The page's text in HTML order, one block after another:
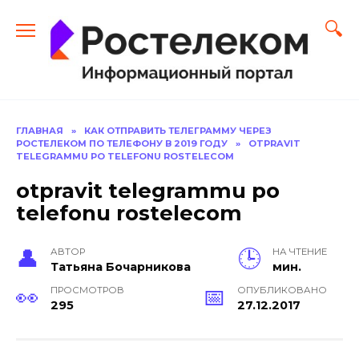
содержанию
ГЛАВНАЯ »
КАК ОТПРАВИТЬ ТЕЛЕГРАММУ ЧЕРЕЗ
РОСТЕЛЕКОМ ПО ТЕЛЕФОНУ В 2019 ГОДУ
»
OTPRAVIT
TELEGRAMMU PO TELEFONU ROSTELECOM
otpravit telegrammu po
telefonu rostelecom
АВТОР
Тать­яна Бо­чар­ни­кова
НА ЧТЕНИЕ
мин.
ПРОСМОТРОВ
295
ОПУБЛИКОВАНО
27.12.2017